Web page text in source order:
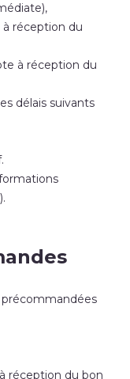
réception du
à réception du
délais suivants
réception du bon